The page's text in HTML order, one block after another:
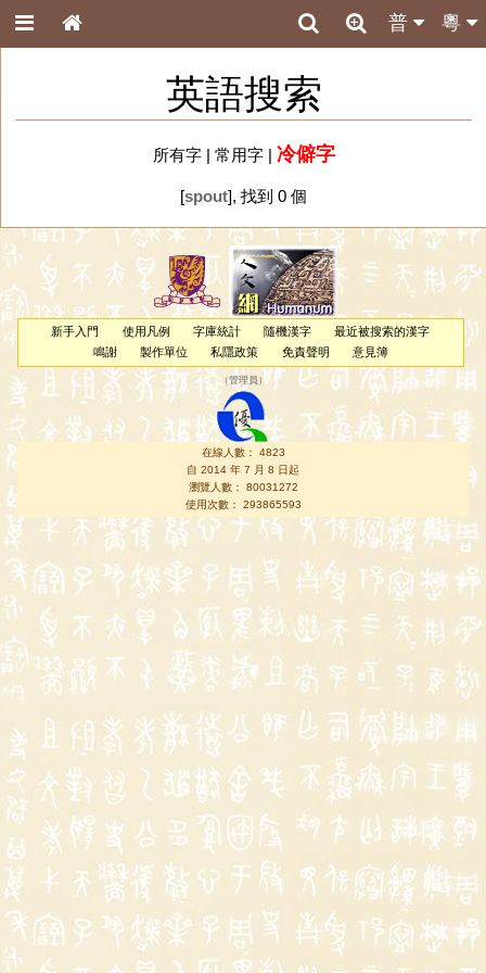
粵
普
英語搜索
所有字| 常用字| 冷僻字
[spout], 找到 0 個
新手入門 使用凡例 字庫統計 隨機漢字
最近被搜索的漢字
鳴謝
製作單位 私隱政策 免責聲明 意見簿
（管理員 ）
在線人數： 4823
自 2014 年 7 月 8 日起
瀏覽人數： 80031272
使用次數： 293865593